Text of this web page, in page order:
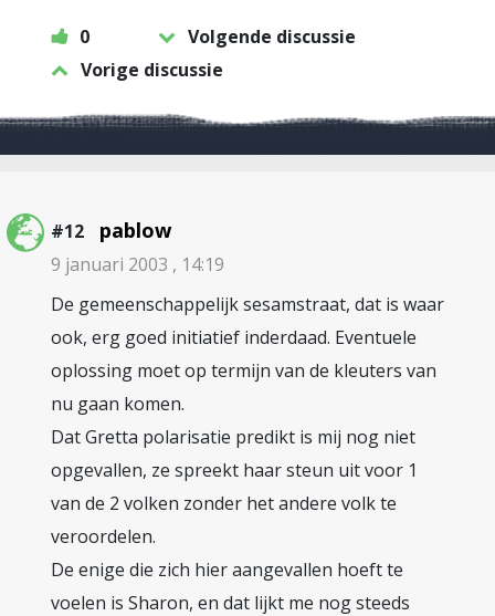
0
Volgende discussie
Vorige discussie
#12 pablow
9 januari 2003 , 14:19
De gemeenschappelijk sesamstraat, dat is waar
ook, erg goed initiatief inderdaad. Eventuele
oplossing moet op termijn van de kleuters van
nu gaan komen.
Dat Gretta polarisatie predikt is mij nog niet
opgevallen, ze spreekt haar steun uit voor 1
van de 2 volken zonder het andere volk te
veroordelen.
De enige die zich hier aangevallen hoeft te
voelen is Sharon, en dat lijkt me nog steeds